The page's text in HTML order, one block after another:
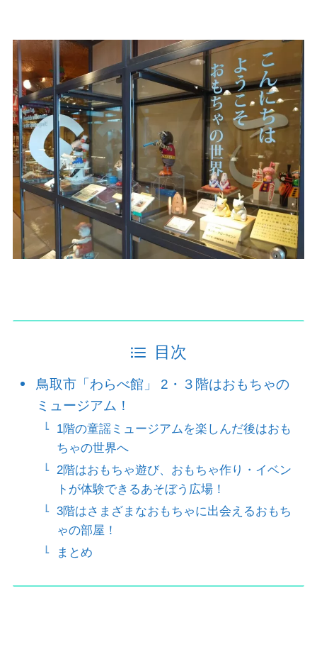
目次
鳥取市「わらべ館」 2・３階はおもちゃの
ミュージアム！
1階の童謡ミュージアムを楽しんだ後はおも
ちゃの世界へ
2階はおもちゃ遊び、おもちゃ作り・イベン
トが体験できるあそぼう広場！
3階はさまざまなおもちゃに出会えるおもち
ゃの部屋！
まとめ